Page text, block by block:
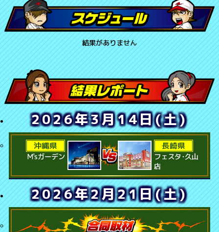
結果がありません
2026年3月14日(土)
沖縄県
M'sガーデン
長崎県
フェスタ･久山
店
2026年2月21日(土)